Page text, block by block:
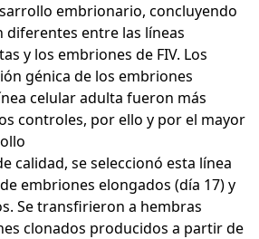
embrionario, concluyendo
diferentes entre las líneas
y los embriones de FIV. Los
génica de los embriones
celular adulta fueron más
controles, por ello y por el mayor
calidad, se seleccionó esta línea
embriones elongados (día 17) y
Se transfirieron a hembras
clonados producidos a partir de